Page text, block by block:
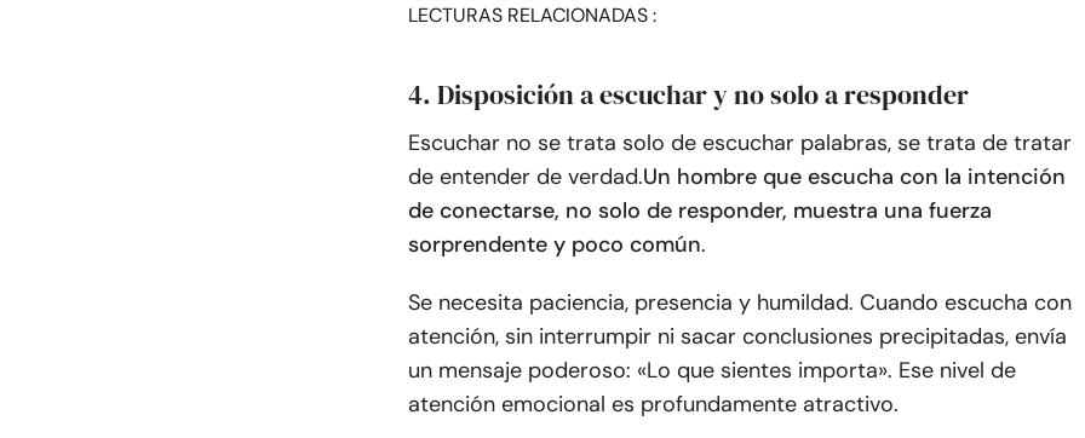
LECTURAS RELACIONADAS :
4. Disposición a escuchar y no solo a responder
Escuchar no se trata solo de escuchar palabras, se trata de tratar
de entender de verdad.Un hombre que escucha con la intención
de conectarse, no solo de responder, muestra una fuerza
sorprendente y poco común.
Se necesita paciencia, presencia y humildad. Cuando escucha con
atención, sin interrumpir ni sacar conclusiones precipitadas, envía
un mensaje poderoso: «Lo que sientes importa». Ese nivel de
atención emocional es profundamente atractivo.